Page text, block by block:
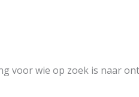
voor wie op zoek is naar